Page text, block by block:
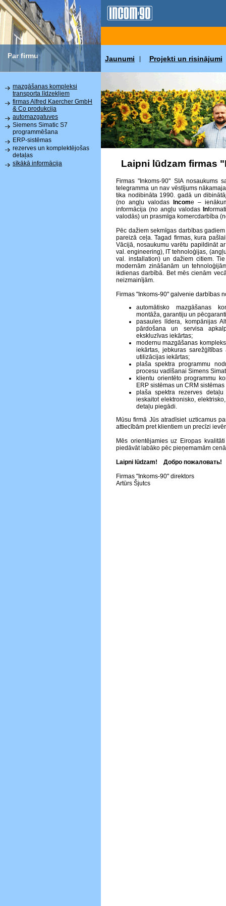
Par firmu Jaunumi Projekti un risinājumi
mazgāšanas kompleksi
transporta līdzekļiem
firmas Alfred Kaercher GmbH
& Co produkcija
automazgatuves
Siemens Simatic S7
programmēšana
ERP-sistēmas
rezerves un komplektējošas
detaļas
sīkākā informācija
Laipni lūdzam firmas
Firmas "Inkoms-90" SIA nosaukums
telegramma un nav vēstījums
tika nodibināta 1990. gadā un
(no angļu valodas Income –
informācija (no angļu valodas In
valodās) un prasmīga komercdarbība
Pēc dažiem sekmīgas darbības
pareizā ceļa. Tagad firmas, kura
Vācijā, nosaukumu varētu papildināt
val. engineering), IT tehnoloģijas,
val. installation) un dažiem citiem.
modernām zināšanām un
ikdienas darbībā. Bet mēs cienām
neizmainījām.
Firmas "Inkoms-90" galvenie darbības
automātisko mazgāšanas
montāža, garantiju un
pasaules līdera, kompānijas
pārdošana un servisa
ekskluzīvas iekārtas;
modernu mazgāšanas
iekārtas, jebkuras sarežģītības
utilizācijas iekārtas;
plaša spektra programmu
procesu vadīšanai Simens
klientu orientēto programmu
ERP sistēmas un CRM
plaša spektra rezerves detaļu
ieskaitot elektronisko,
detaļu piegādi.
Mūsu firmā Jūs atradīsiet uzticamus
attiecībām pret klientiem un precīzi
Mēs orientējamies uz Eiropas
piedāvāt labāko pēc pieņemamām
Laipni lūdzam! Добро
Firmas "Inkoms-90" direktors
Artūrs Šjutcs